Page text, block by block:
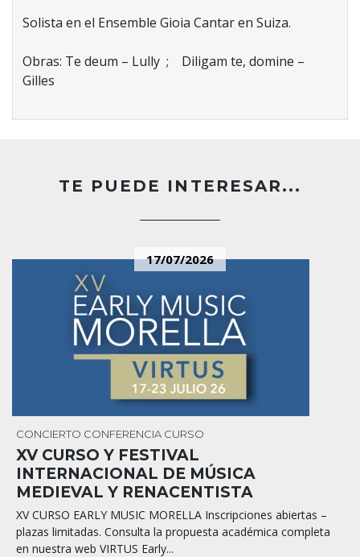
Solista en el Ensemble Gioia Cantar en Suiza.
Obras: Te deum – Lully ; Diligam te, domine –
Gilles
TE PUEDE INTERESAR...
17/07/2026
CONCIERTO CONFERENCIA CURSO
XV CURSO Y FESTIVAL
INTERNACIONAL DE MÚSICA
MEDIEVAL Y RENACENTISTA
XV CURSO EARLY MUSIC MORELLA Inscripciones abiertas –
plazas limitadas. Consulta la propuesta académica completa
en nuestra web VIRTUS Early...